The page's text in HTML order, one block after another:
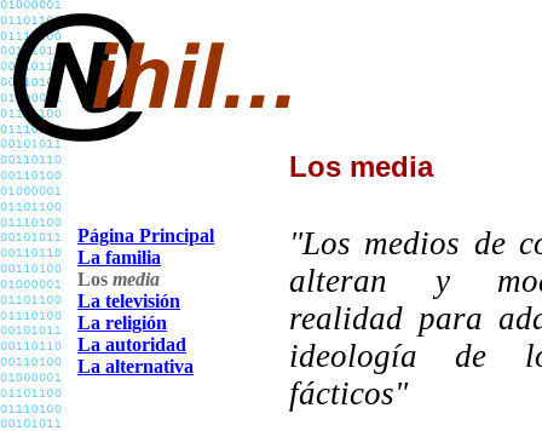
Los media
Página Principal
La familia
Los media
La televisión
La religión
La autoridad
La alternativa
"Los medios de
alteran y
realidad para
ideología de
fácticos"